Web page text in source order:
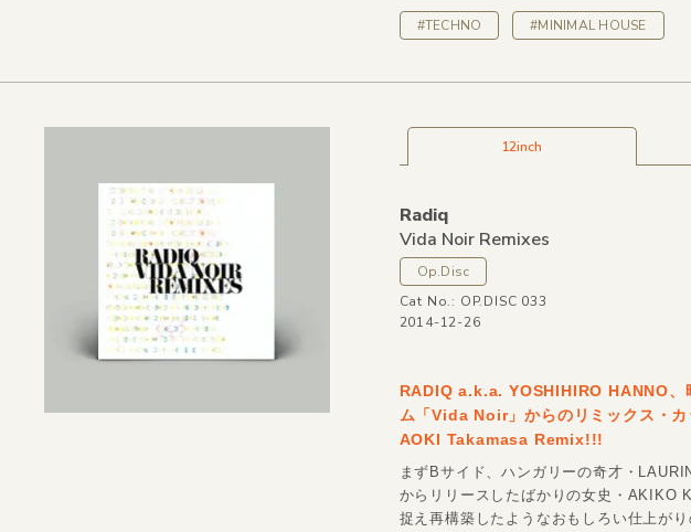
#TECHNO #MINIMAL HOUSE
12inch
Radiq
Vida Noir Remixes
Op.Disc
Cat No.: OP.DISC 033
2014-12-26
RADIQ a.k.a. YOSHIHIRO HANNO、
ム「Vida Noir」からのリミックス・
AOKI Takamasa Remix!!!
まずBサイド、ハンガリーの奇才・
からリリースしたばかりの女史・AKIKO
捉え再構築したようなおもしろい仕上が